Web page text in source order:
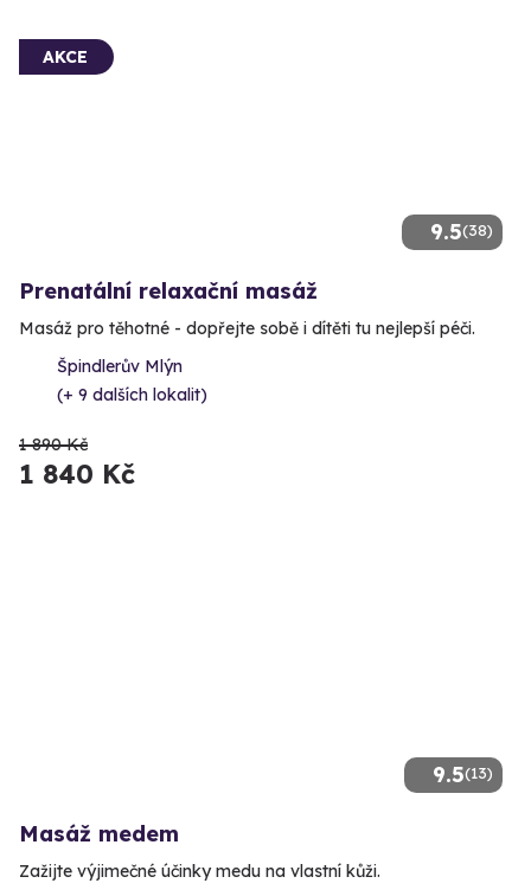
9.5(38)
AKCE
Prenatální relaxační masáž
Masáž pro těhotné - dopřejte sobě i dítěti tu nejlepší péči.
Špindlerův Mlýn
(+ 9 dalších lokalit)
1 890 Kč
1 840 Kč
9.5(13)
Masáž medem
Zažijte výjimečné účinky medu na vlastní kůži.